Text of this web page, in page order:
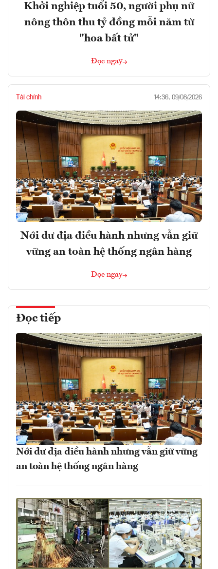
Khởi nghiệp tuổi 50, người phụ nữ
nông thôn thu tỷ đồng mỗi năm từ
"hoa bất tử"
Đọc ngay
Tài chính 14:36, 09/08/2026
Nới dư địa điều hành nhưng vẫn giữ
vững an toàn hệ thống ngân hàng
Đọc ngay
Đọc tiếp
Nới dư địa điều hành nhưng vẫn giữ vững
an toàn hệ thống ngân hàng